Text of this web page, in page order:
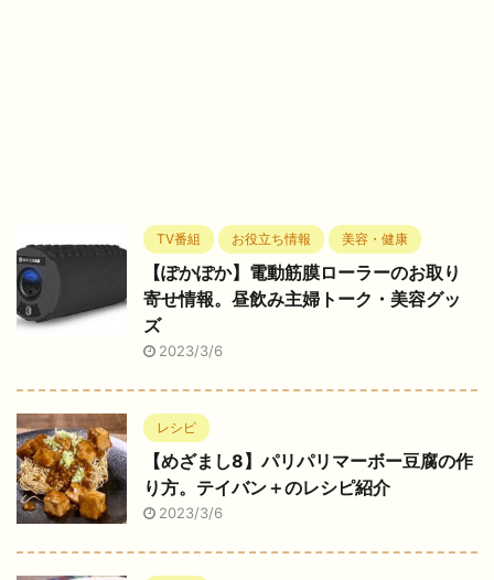
TV番組 お役立ち情報 美容・健康
【ぽかぽか】電動筋膜ローラーのお取り
寄せ情報。昼飲み主婦トーク・美容グッ
ズ
2023/3/6
レシピ
【めざまし8】パリパリマーボー豆腐の作
り方。テイバン＋のレシピ紹介
2023/3/6